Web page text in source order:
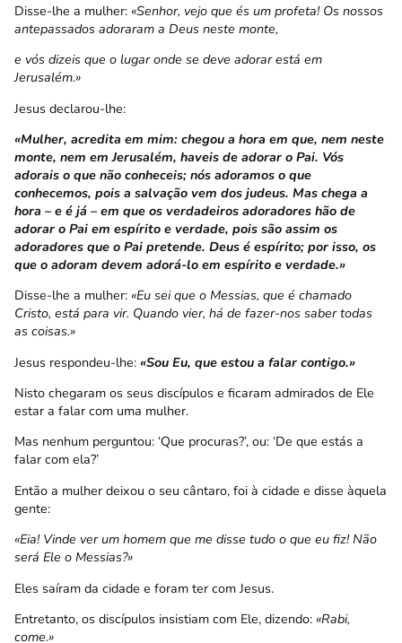
Disse-lhe a mulher: «Senhor, vejo que és um profeta! Os nossos
antepassados adoraram a Deus neste monte,
e vós dizeis que o lugar onde se deve adorar está em
Jerusalém.»
Jesus declarou-lhe:
«Mulher, acredita em mim: chegou a hora em que, nem neste
monte, nem em Jerusalém, haveis de adorar o Pai. Vós
adorais o que não conheceis; nós adoramos o que
conhecemos, pois a salvação vem dos judeus. Mas chega a
hora – e é já – em que os verdadeiros adoradores hão de
adorar o Pai em espírito e verdade, pois são assim os
adoradores que o Pai pretende. Deus é espírito; por isso, os
que o adoram devem adorá-lo em espírito e verdade.»
Disse-lhe a mulher: «Eu sei que o Messias, que é chamado
Cristo, está para vir. Quando vier, há de fazer-nos saber todas
as coisas.»
Jesus respondeu-lhe: «Sou Eu, que estou a falar contigo.»
Nisto chegaram os seus discípulos e ficaram admirados de Ele
estar a falar com uma mulher.
Mas nenhum perguntou: ‘Que procuras?’, ou: ‘De que estás a
falar com ela?’
Então a mulher deixou o seu cântaro, foi à cidade e disse àquela
gente:
«Eia! Vinde ver um homem que me disse tudo o que eu fiz! Não
será Ele o Messias?»
Eles saíram da cidade e foram ter com Jesus.
Entretanto, os discípulos insistiam com Ele, dizendo: «Rabi,
come.»